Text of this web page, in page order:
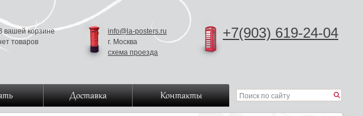
+7(903) 619-24-04
info@la-posters.ru
г. Москва
схема проезда
вашей корзине
товаров
Доставка Контакты